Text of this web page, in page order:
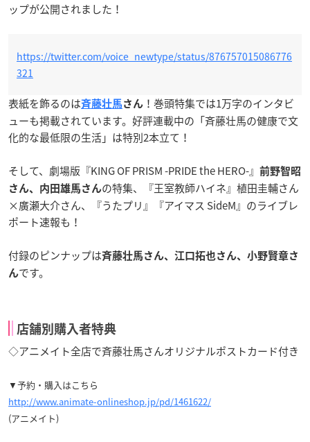
ップが公開されました！
https://twitter.com/voice_newtype/status/876757015086776
321
表紙を飾るのは斉藤壮馬 さん ！巻頭特集では1万字のインタビ
ューも掲載されています。好評連載中の「斉藤壮馬の健康で文
化的な最低限の生活」は特別2本立て！
そして、劇場版『KING OF PRISM -PRIDE the HERO-』 前野智昭
さん、内田雄馬さんの特集、『王室教師ハイネ』植田圭輔さん
×廣瀬大介さん、『うたプリ』『アイマス SideM』のライブレ
ポート速報も！
付録のピンナップは斉藤壮馬さん、江口拓也さん、小野賢章さ
んです。
店舗別購入者特典
◇アニメイト全店で斉藤壮馬さんオリジナルポストカード付き
▼予約・購入はこちら
http://www.animate-onlineshop.jp/pd/1461622/
(アニメイト)